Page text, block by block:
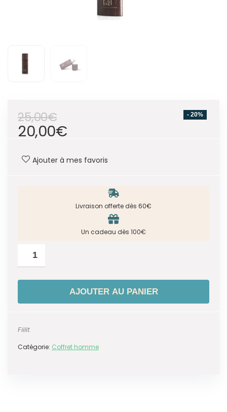
- 20%
25,00€
20,00€
Ajouter à mes favoris
Livraison offerte dès 60€
Un cadeau dès 100€
AJOUTER AU PANIER
Fiilit
Catégorie: Coffret homme